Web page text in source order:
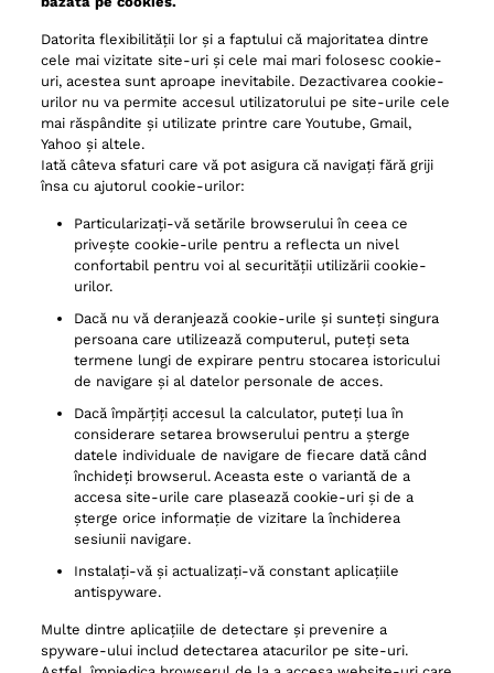
Datorita flexibilității lor și a faptului că majoritatea dintre
cele mai vizitate site-uri și cele mai mari folosesc cookie-
uri, acestea sunt aproape inevitabile. Dezactivarea cookie-
urilor nu va permite accesul utilizatorului pe site-urile cele
mai răspândite și utilizate printre care Youtube, Gmail,
Yahoo și altele.
Iată câteva sfaturi care vă pot asigura că navigați fără griji
însa cu ajutorul cookie-urilor:
Particularizați-vă setările browserului în ceea ce
privește cookie-urile pentru a reflecta un nivel
confortabil pentru voi al securității utilizării cookie-
urilor.
Dacă nu vă deranjează cookie-urile și sunteți singura
persoana care utilizează computerul, puteți seta
termene lungi de expirare pentru stocarea istoricului
de navigare și al datelor personale de acces.
Dacă împărțiți accesul la calculator, puteți lua în
considerare setarea browserului pentru a șterge
datele individuale de navigare de fiecare dată când
închideți browserul. Aceasta este o variantă de a
accesa site-urile care plasează cookie-uri și de a
șterge orice informație de vizitare la închiderea
sesiunii navigare.
Instalați-vă și actualizați-vă constant aplicațiile
antispyware.
Multe dintre aplicațiile de detectare și prevenire a
spyware-ului includ detectarea atacurilor pe site-uri.